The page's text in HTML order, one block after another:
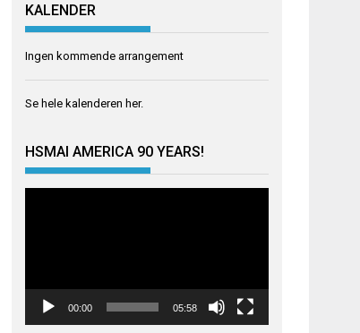
KALENDER
Ingen kommende arrangement
Se hele kalenderen her.
HSMAI AMERICA 90 YEARS!
00:00 05:58